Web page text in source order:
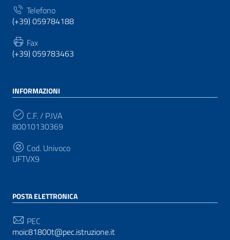
Telefono
(+39) 059784188
Fax
(+39) 059783463
INFORMAZIONI
C.F. / P.IVA
80010130369
Cod. Univoco
UFTVX9
POSTA ELETTRONICA
PEC
moic81800t@pec.istruzione.it